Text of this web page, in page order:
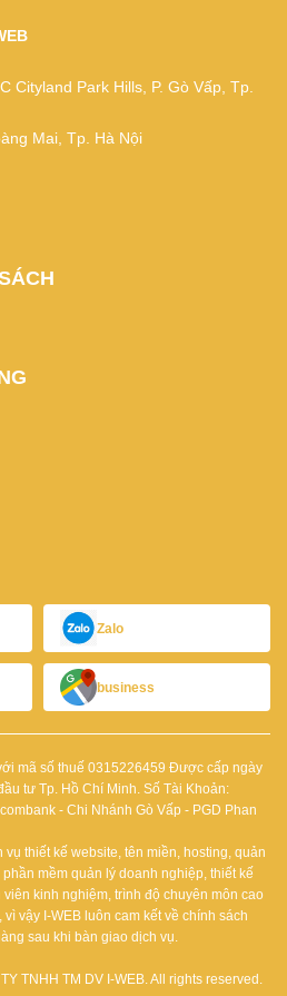
Cityland Park Hills, P. Gò Vấp, Tp.
Mai, Tp. Hà Nội
Zalo
business
mã số thuế 0315226459 Được cấp ngày
tư Tp. Hồ Chí Minh. Số Tài Khoản:
- Chi Nhánh Gò Vấp - PGD Phan
vụ thiết kế website, tên miền, hosting, quản
mềm quản lý doanh nghiệp, thiết kế
kinh nghiệm, trình độ chuyên môn cao
vậy I-WEB luôn cam kết về chính sách
sau khi bàn giao dịch vụ.
TNHH TM DV I-WEB. All rights reserved.